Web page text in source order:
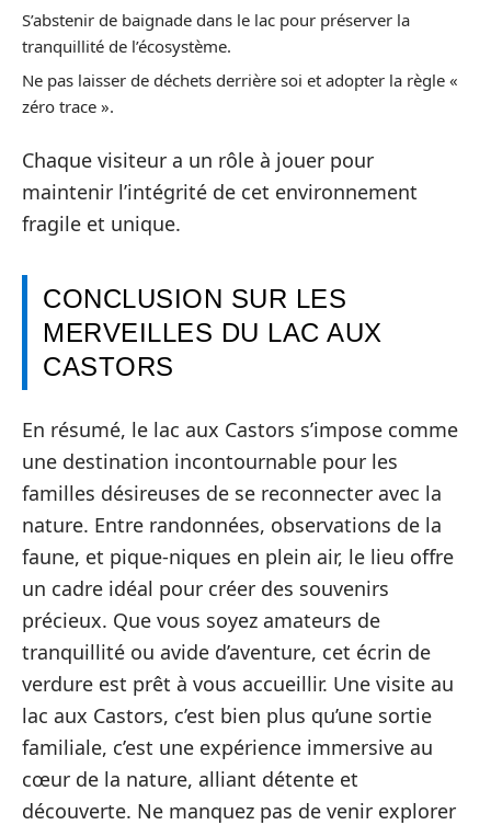
S’abstenir de baignade dans le lac pour préserver la
tranquillité de l’écosystème.
Ne pas laisser de déchets derrière soi et adopter la règle «
zéro trace ».
Chaque visiteur a un rôle à jouer pour
maintenir l’intégrité de cet environnement
fragile et unique.
CONCLUSION SUR LES
MERVEILLES DU LAC AUX
CASTORS
En résumé, le lac aux Castors s’impose comme
une destination incontournable pour les
familles désireuses de se reconnecter avec la
nature. Entre randonnées, observations de la
faune, et pique-niques en plein air, le lieu offre
un cadre idéal pour créer des souvenirs
précieux. Que vous soyez amateurs de
tranquillité ou avide d’aventure, cet écrin de
verdure est prêt à vous accueillir. Une visite au
lac aux Castors, c’est bien plus qu’une sortie
familiale, c’est une expérience immersive au
cœur de la nature, alliant détente et
découverte. Ne manquez pas de venir explorer